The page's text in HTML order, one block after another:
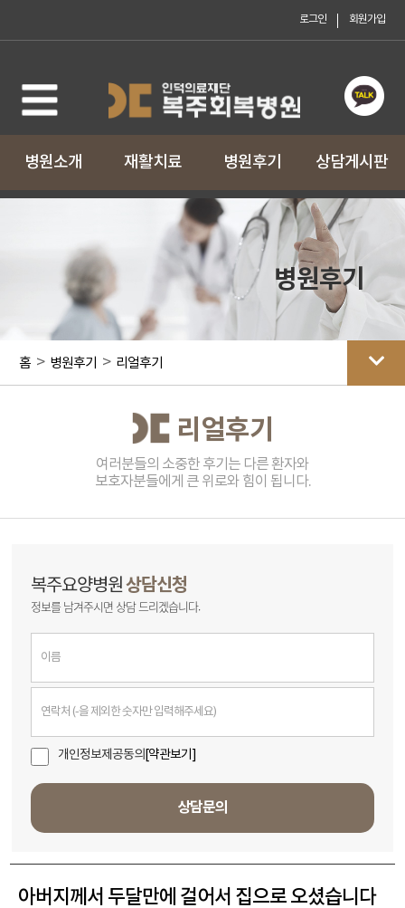
회원가입
로그인
병원소개 재활치료 병원후기 상담게시판
병원후기
홈> 병원후기 > 리얼후기
리얼후기
여러분들의 소중한 후기는 다른 환자와
보호자분들에게 큰 위로와 힘이 됩니다.
복주요양병원상담신청
정보를 남겨주시면 상담 드리겠습니다.
개인정보제공동의 [약관보기]
상담문의
아버지께서 두달만에 걸어서 집으로 오셨습니다